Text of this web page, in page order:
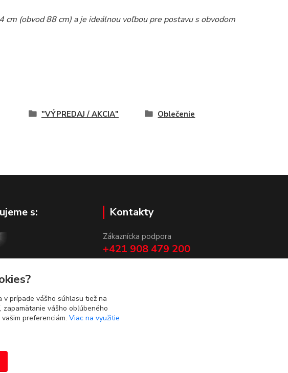
(obvod 88 cm) a je ideálnou voľbou pre postavu s obvodom
"VÝPREDAJ / AKCIA" Oblečenie
s: Kontakty
Zákaznícka podpora
+421 908 479 200
prípade vášho súhlasu tiež na
vášho obľúbeného
preferenciám. Viac na využitie